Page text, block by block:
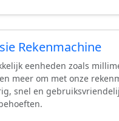
Rekenmachine
eenheden zoals
meer om met onze
snel en